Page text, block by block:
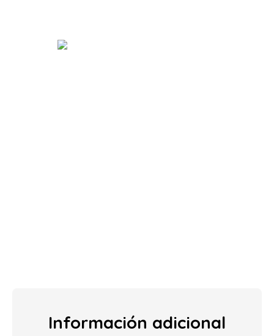
Información adicional